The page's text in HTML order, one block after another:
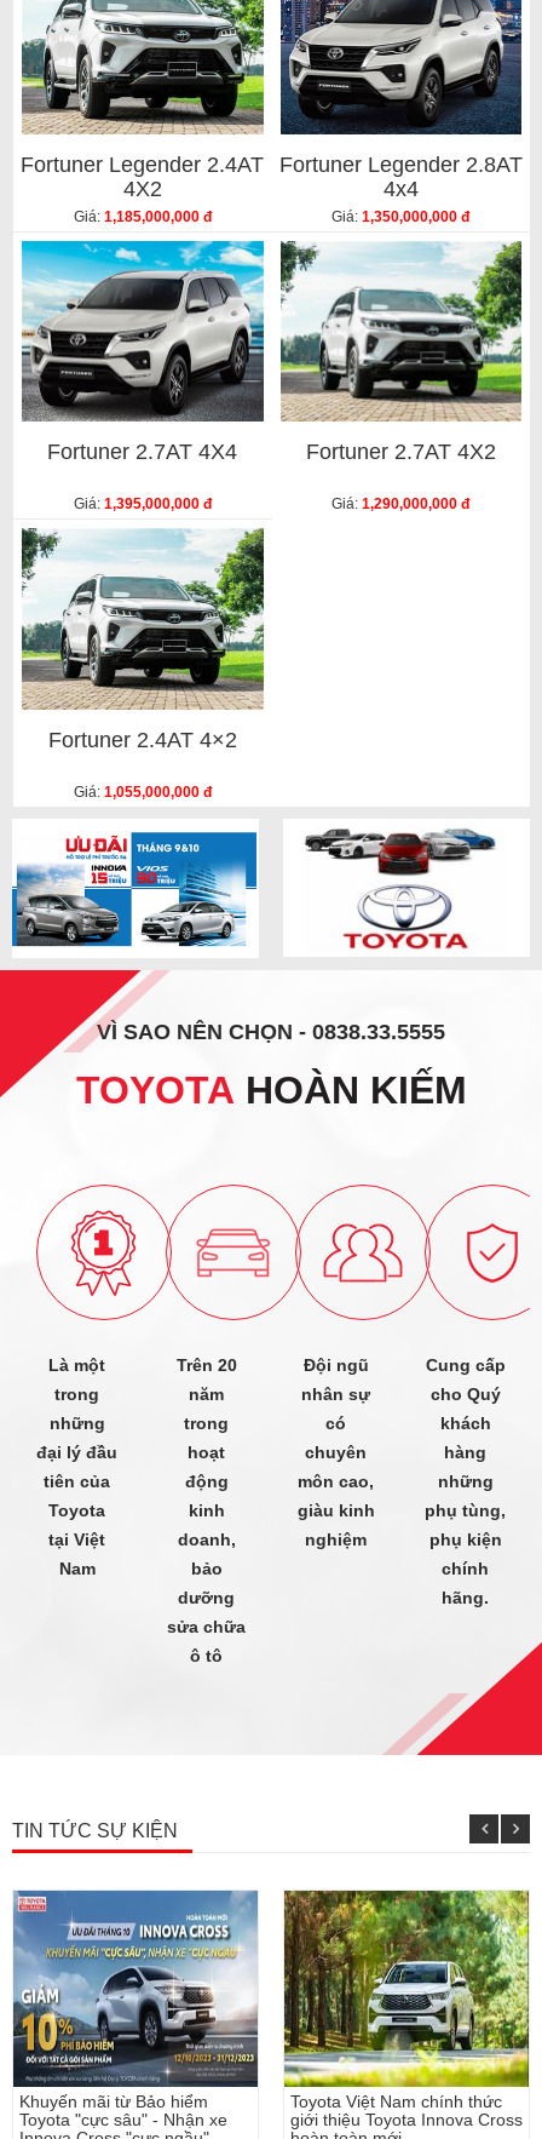
Fortuner Legender 2.4AT
4X2
Giá: 1,185,000,000 đ
Fortuner Legender 2.8AT
4x4
Giá:1,350,000,000 đ
Fortuner 2.7AT 4X4
Giá: 1,395,000,000 đ
Fortuner 2.7AT 4X2
Giá:1,290,000,000 đ
Fortuner 2.4AT 4×2
Giá: 1,055,000,000 đ
VÌ SAO NÊN CHỌN - 0838.33.5555
TOYOTA HOÀN KIẾM
Là một
trong
những
đại lý đầu
tiên của
Toyota
tại Việt
Nam
Trên 20
năm
trong
hoạt
động
kinh
doanh,
bảo
dưỡng
sửa chữa
ô tô
Đội ngũ
nhân sự
có
chuyên
môn cao,
giàu kinh
nghiệm
Cung cấp
cho Quý
khách
hàng
những
phụ tùng,
phụ kiện
chính
hãng.
TIN TỨC SỰ KIỆN
mãi từ Bảo hiểm
"cực sâu" - Nhận xe
Toyota Việt Nam chính thức
giới thiệu Toyota Innova Cross